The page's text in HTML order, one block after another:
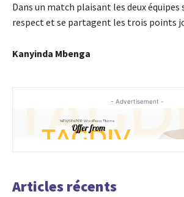
Dans un match plaisant les deux équipes
respect et se partagent les trois points
Kanyinda Mbenga
- Advertisement -
Articles récents